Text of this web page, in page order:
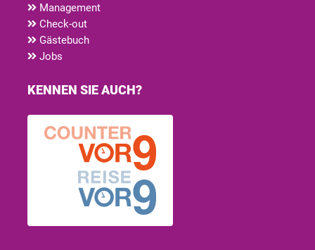
Management
Check-out
Gästebuch
Jobs
KENNEN SIE AUCH?